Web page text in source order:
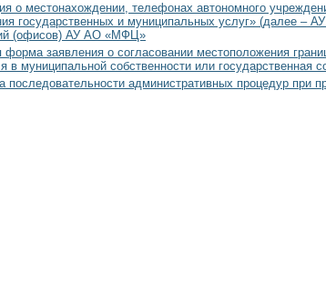
о местонахождении, телефонах автономного
государственных и муниципальных услуг» (далее –
(офисов) АУ АО «МФЦ»
форма заявления о согласовании местоположения
в муниципальной собственности или государственная
последовательности административных процедур при